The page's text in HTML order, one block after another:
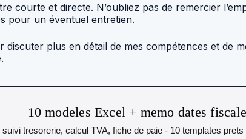
courte et directe. N’oubliez pas de remercier
pour un éventuel entretien.
plus en détail de mes compétences et de
10 modeles Excel + memo dates
suivi tresorerie, calcul TVA, fiche de paie - 10 templates